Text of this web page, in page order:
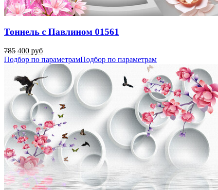
Тоннель с Павлином 01561
785 400 руб
Подбор по параметрамПодбор по параметрам